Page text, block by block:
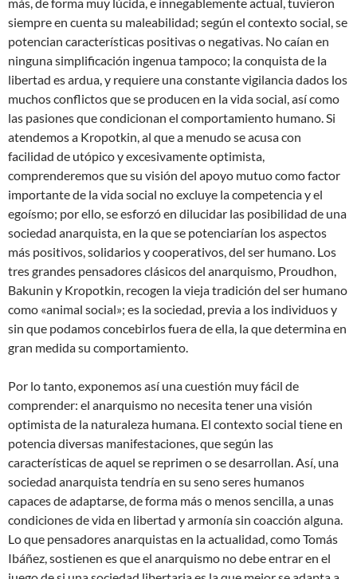
siempre en cuenta su maleabilidad; según el contexto social, se
potencian características positivas o negativas. No caían en
ninguna simplificación ingenua tampoco; la conquista de la
libertad es ardua, y requiere una constante vigilancia dados los
muchos conflictos que se producen en la vida social, así como
las pasiones que condicionan el comportamiento humano. Si
atendemos a Kropotkin, al que a menudo se acusa con
facilidad de utópico y excesivamente optimista,
comprenderemos que su visión del apoyo mutuo como factor
importante de la vida social no excluye la competencia y el
egoísmo; por ello, se esforzó en dilucidar las posibilidad de una
sociedad anarquista, en la que se potenciarían los aspectos
más positivos, solidarios y cooperativos, del ser humano. Los
tres grandes pensadores clásicos del anarquismo, Proudhon,
Bakunin y Kropotkin, recogen la vieja tradición del ser humano
como «animal social»; es la sociedad, previa a los individuos y
sin que podamos concebirlos fuera de ella, la que determina en
gran medida su comportamiento.
Por lo tanto, exponemos así una cuestión muy fácil de
comprender: el anarquismo no necesita tener una visión
optimista de la naturaleza humana. El contexto social tiene en
potencia diversas manifestaciones, que según las
características de aquel se reprimen o se desarrollan. Así, una
sociedad anarquista tendría en su seno seres humanos
capaces de adaptarse, de forma más o menos sencilla, a unas
condiciones de vida en libertad y armonía sin coacción alguna.
Lo que pensadores anarquistas en la actualidad, como Tomás
Ibáñez, sostienen es que el anarquismo no debe entrar en el